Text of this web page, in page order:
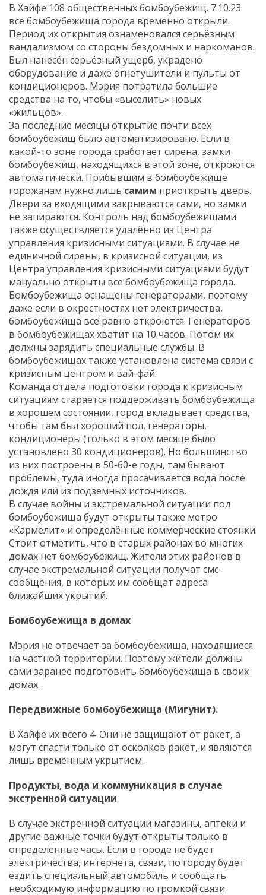
В Хайфе 108 общественных бомбоубежищ. 7.10.23
все бомбоубежища города временно открыли.
Период их открытия ознаменовался серьёзным
вандализмом со стороны бездомных и наркоманов.
Был нанесён серьёзный ущерб, украдено
оборудование и даже огнетушители и пульты от
кондиционеров. Мэрия потратила большие
средства на то, чтобы «выселить» новых
«жильцов».
За последние месяцы открытие почти всех
бомбоубежищ было автоматизировано. Если в
какой-то зоне города сработает сирена, замки
бомбоубежищ, находящихся в этой зоне, откроются
автоматически. Прибывшим в бомбоубежище
горожанам нужно лишь самим приоткрыть дверь.
Двери за входящими закрываются сами, но замки
не запираются. Контроль над бомбоубежищами
также осуществляется удалённо из Центра
управления кризисными ситуациями. В случае не
единичной сирены, в кризисной ситуации, из
Центра управления кризисными ситуациями будут
мануально открыты все бомбоубежища города.
Бомбоубежища оснащены генераторами, поэтому
даже если в окрестностях нет электричества,
бомбоубежища всё равно откроются. Генераторов
в бомбоубежищах хватит на 10 часов. Потом их
должны зарядить специальные службы. В
бомбоубежищах также установлена система связи с
кризисным центром и вай-фай.
Команда отдела подготовки города к кризисным
ситуациям старается поддерживать бомбоубежища
в хорошем состоянии, город вкладывает средства,
чтобы там был хороший пол, генераторы,
кондиционеры (только в этом месяце было
установлено 30 кондиционеров). Но большинство
из них построены в 50-60-е годы, там бывают
проблемы, туда иногда просачивается вода после
дождя или из подземных источников.
В случае войны и экстремальной ситуации под
бомбоубежища будут открыты также метро
«Кармелит» и определённые коммерческие стоянки.
Стоит отметить, что в старых районах во многих
домах нет бомбоубежищ. Жители этих районов в
случае экстремальной ситуации получат смс-
сообщения, в которых им сообщат адреса
ближайших укрытий.
Бомбоубежища в домах
Мэрия не отвечает за бомбоубежища, находящиеся
на частной территории. Поэтому жители должны
сами заранее подготовить бомбоубежища в своих
домах.
Передвижные бомбоубежища (Мигунит).
В Хайфе их всего 4. Они не защищают от ракет, а
могут спасти только от осколков ракет, и являются
лишь временным укрытием.
Продукты, вода и коммуникация в случае
экстренной ситуации
В случае экстренной ситуации магазины, аптеки и
другие важные точки будут открыты только в
определённые часы. Если в городе не будет
электричества, интернета, связи, по городу будет
ездить специальный автомобиль и сообщать
необходимую информацию по громкой связи